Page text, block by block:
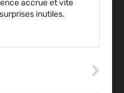
accrue et vite
inutiles.